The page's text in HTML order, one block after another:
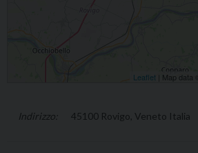
Leaflet | Map data ©
45100 Rovigo, Veneto Italia